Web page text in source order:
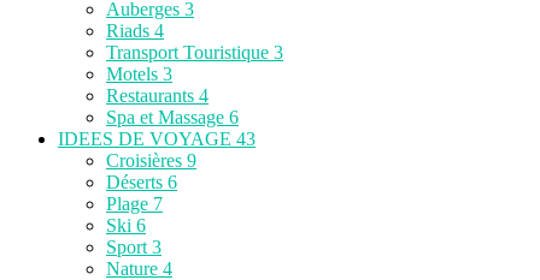
Auberges 3
Riads 4
Transport Touristique 3
Motels 3
Restaurants 4
Spa et Massage 6
IDEES DE VOYAGE 43
Croisières 9
Déserts 6
Plage 7
Ski 6
Sport3
Nature 4